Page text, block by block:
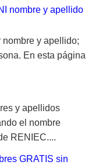
nombre y apellido
y apellido;
En esta página
y apellidos
el nombre
RENIEC....
GRATIS sin